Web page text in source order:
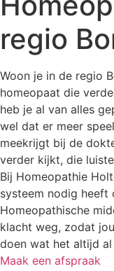
regio
Woon je in de regio
homeopaat die
heb je al van alles
wel dat er meer
meekrijgt bij de
verder kijkt, die
Bij Homeopathie
systeem nodig heeft
Homeopathische
klacht weg, zodat
doen wat het altijd al
Maak een afspraak